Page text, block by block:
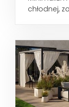
chłodnej,